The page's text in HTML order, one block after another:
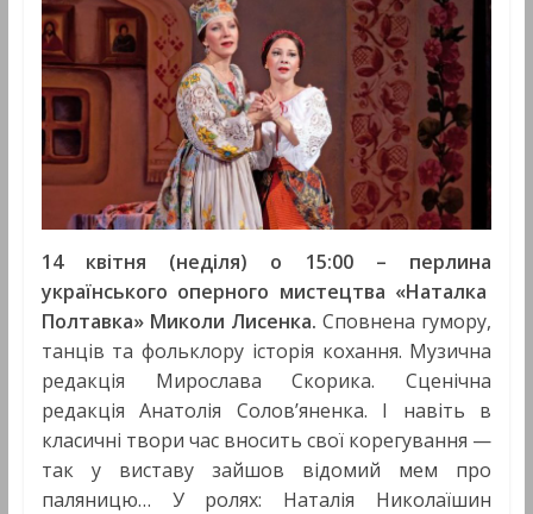
14 квітня (неділя) о 15:00 – перлина
українського оперного мистецтва «Наталка
Полтавка» Миколи Лисенка.Сповнена гумору,
танців та фольклору історія кохання. Музична
редакція Мирослава Скорика. Сценічна
редакція Анатолія Солов’яненка. І навіть в
класичні твори час вносить свої корегування —
так у виставу зайшов відомий мем про
паляницю… У ролях: Наталія Николаїшин